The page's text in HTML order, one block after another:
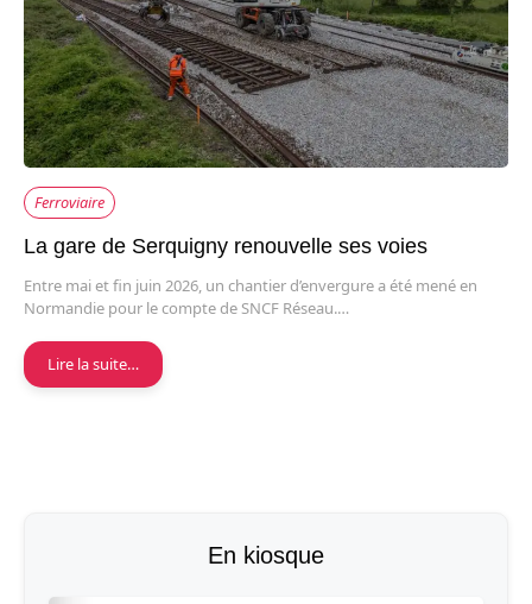
Ferroviaire
La gare de Serquigny renouvelle ses voies
Entre mai et fin juin 2026, un chantier d’envergure a été mené en
Normandie pour le compte de SNCF Réseau.…
Lire la suite…
En kiosque